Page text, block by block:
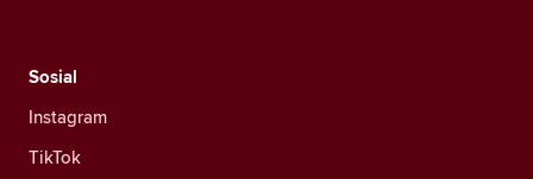
Sosial
Instagram
TikTok